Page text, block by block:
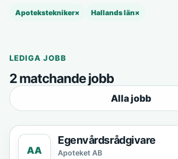
Apotekstekniker× Hallands län×
LEDIGA JOBB
2 matchande jobb
Alla jobb
AA
Egenvårdsrådgivare
Apoteket AB